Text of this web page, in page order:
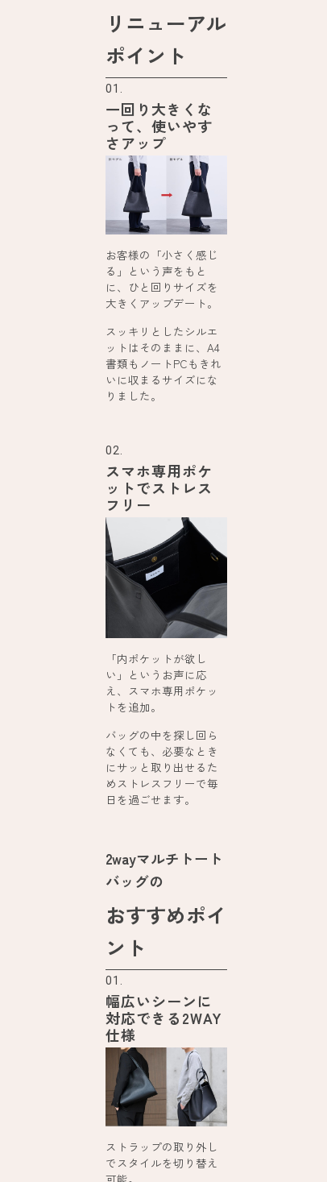
リニューアル
ポイント
01.
一回り大きくな
って、使いやす
さアップ
お客様の「小さく感じ
る」という声をもと
に、ひと回りサイズを
大きくアップデート。
スッキリとしたシルエ
ットはそのままに、A4
書類もノートPCもきれ
いに収まるサイズにな
りました。
02.
スマホ専用ポケ
ットでストレス
フリー
「内ポケットが欲し
い」というお声に応
え、スマホ専用ポケッ
トを追加。
バッグの中を探し回ら
なくても、必要なとき
にサッと取り出せるた
めストレスフリーで毎
日を過ごせます。
2wayマルチトート
バッグの
おすすめポイ
ント
01.
幅広いシーンに
対応できる2WAY
仕様
ストラップの取り外し
でスタイルを切り替え